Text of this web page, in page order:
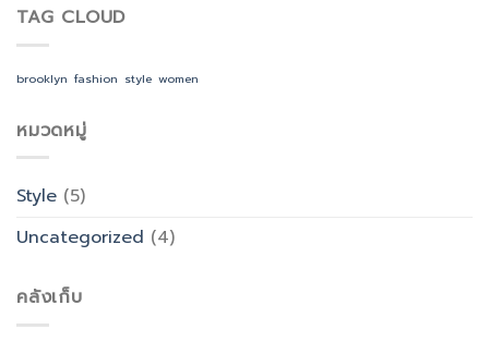
TAG CLOUD
brooklyn fashion style women
หมวดหมู่
Style (5)
Uncategorized (4)
คลังเก็บ